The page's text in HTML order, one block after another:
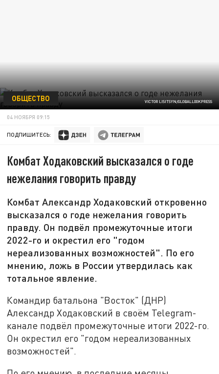
VICTOR LISITSYN/GLOBALLOOKPRESS
ОБЩЕСТВО
04 НОЯБРЯ 09:15
ПОДПИШИТЕСЬ:
Комбат Ходаковский высказался о годе
нежелания говорить правду
Комбат Александр Ходаковский откровенно
высказался о годе нежелания говорить
правду. Он подвёл промежуточные итоги
2022-го и окрестил его "годом
нереализованных возможностей". По его
мнению, ложь в России утвердилась как
тотальное явление.
Командир батальона "Восток" (ДНР)
Александр Ходаковский в своём Telegram-
канале подвёл промежуточные итоги 2022-го.
Он окрестил его "годом нереализованных
возможностей".